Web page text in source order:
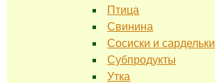
Птица
Свинина
Сосиски и сардельки
Субпродукты
Утка